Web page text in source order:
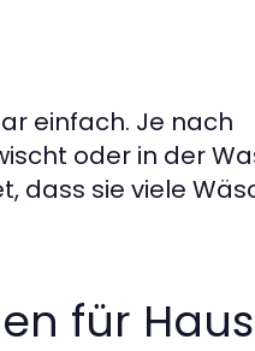
einfach. Je nach
oder in der
dass sie viele
für